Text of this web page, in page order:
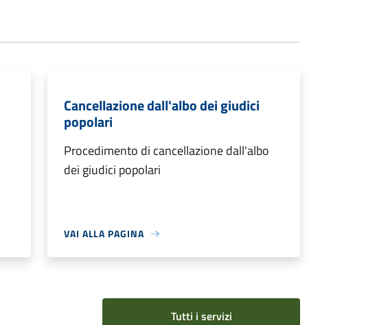
Cancellazione dall'albo dei giudici
popolari
Procedimento di cancellazione dall'albo
dei giudici popolari
VAI ALLA PAGINA
Tutti i servizi